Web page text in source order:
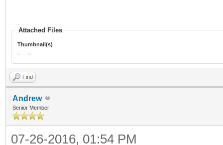
Attached Files
Thumbnail(s)
Find
Andrew
Senior Member
07-26-2016, 01:54 PM